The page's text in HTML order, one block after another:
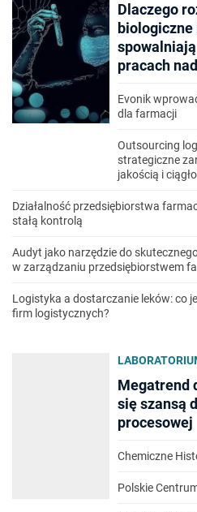
Dlaczego
pracach
Evonik
dla farmacji
Outsourcing
strategiczne
jakością i
Działalność przedsiębiorstwa
stałą kontrolą
Audyt jako narzędzie do
w zarządzaniu przedsiębiorstwem
Logistyka a dostarczanie leków: co
firm logistycznych?
Megatrend
się szansą
procesowej
Chemiczne
Polskie